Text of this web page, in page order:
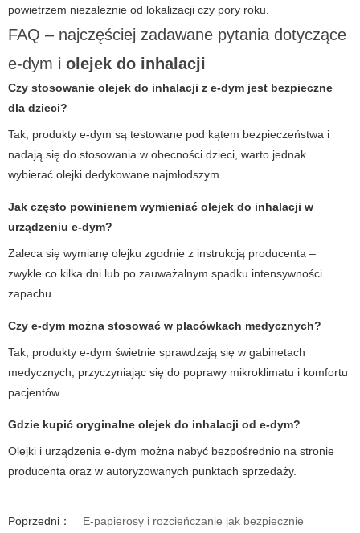
powietrzem niezależnie od lokalizacji czy pory roku.
FAQ – najczęściej zadawane pytania dotyczące
e-dym i olejek do inhalacji
Czy stosowanie olejek do inhalacji z e-dym jest bezpieczne
dla dzieci?
Tak, produkty e-dym są testowane pod kątem bezpieczeństwa i
nadają się do stosowania w obecności dzieci, warto jednak
wybierać olejki dedykowane najmłodszym.
Jak często powinienem wymieniać olejek do inhalacji w
urządzeniu e-dym?
Zaleca się wymianę olejku zgodnie z instrukcją producenta –
zwykle co kilka dni lub po zauważalnym spadku intensywności
zapachu.
Czy e-dym można stosować w placówkach medycznych?
Tak, produkty e-dym świetnie sprawdzają się w gabinetach
medycznych, przyczyniając się do poprawy mikroklimatu i komfortu
pacjentów.
Gdzie kupić oryginalne olejek do inhalacji od e-dym?
Olejki i urządzenia e-dym można nabyć bezpośrednio na stronie
producenta oraz w autoryzowanych punktach sprzedaży.
Poprzedni： E-papierosy i rozcieńczanie jak bezpiecznie